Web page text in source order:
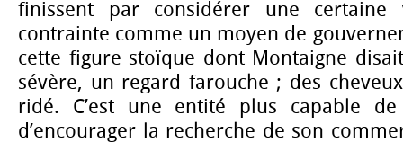
finissent par considérer une
contrainte comme un moyen de
cette figure stoïque dont Montaigne
sévère, un regard farouche ; des
ridé. C’est une entité plus capable
d’encourager la recherche de son